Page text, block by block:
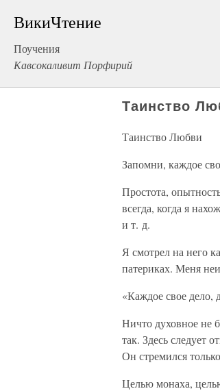
ВикиЧтение
Поучения
Кавсокаливит Порфирий
Таинство
Таинство Любви
Запомни, каждое
Простота,
всегда, когда я
и т. д.
Я смотрел на него
патериках. Меня
«Каждое свое
Ничто духовное не
так. Здесь следует
Он стремился
Целью монаха,